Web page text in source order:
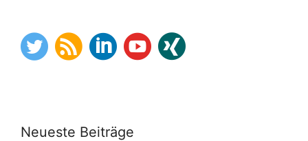
Neueste Beiträge